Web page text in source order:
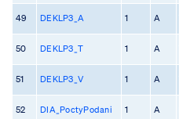
49 DEKLP3_A 1 A
50 DEKLP3_T 1 A
51 DEKLP3_V 1 A
52 DIA_PoctyPodani 1 A